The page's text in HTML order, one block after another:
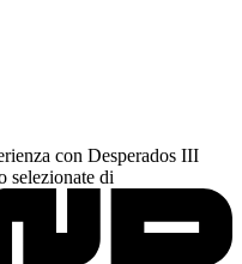
con Desperados III
selezionate di